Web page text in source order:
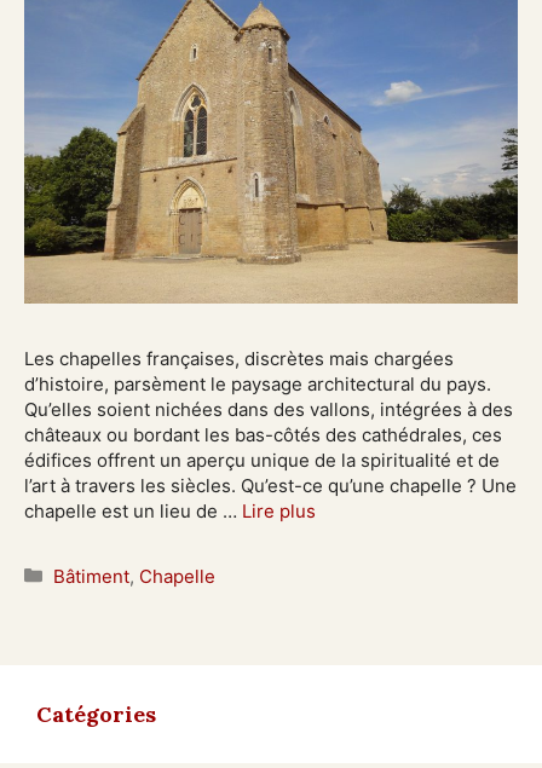
Les chapelles françaises, discrètes mais chargées
d’histoire, parsèment le paysage architectural du pays.
Qu’elles soient nichées dans des vallons, intégrées à des
châteaux ou bordant les bas-côtés des cathédrales, ces
édifices offrent un aperçu unique de la spiritualité et de
l’art à travers les siècles.​ Qu’est-ce qu’une chapelle ? Une
chapelle est un lieu de … Lire plus
Catégories
Bâtiment, Chapelle
Catégories